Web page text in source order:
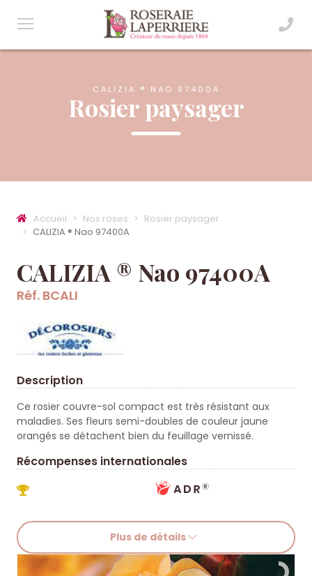
CALIZIA ® NAO 97400A
Rosier paysager
Accueil Nos roses
Rosier paysager
CALIZIA ® Nao 97400A
CALIZIA ® Nao 97400A
Réf. BCALI
Description
Ce rosier couvre-sol compact est très résistant aux
maladies. Ses fleurs semi-doubles de couleur jaune
orangés se détachent bien du feuillage vernissé.
Récompenses internationales
Plus de détails